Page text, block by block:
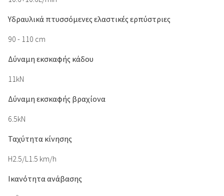
Υδραυλικά πτυσσόμενες ελαστικές ερπύστριες
90 - 110 cm
Δύναμη εκσκαφής κάδου
11kN
Δύναμη εκσκαφής βραχίονα
6.5kN
Ταχύτητα κίνησης
H2.5/L1.5 km/h
Ικανότητα ανάβασης